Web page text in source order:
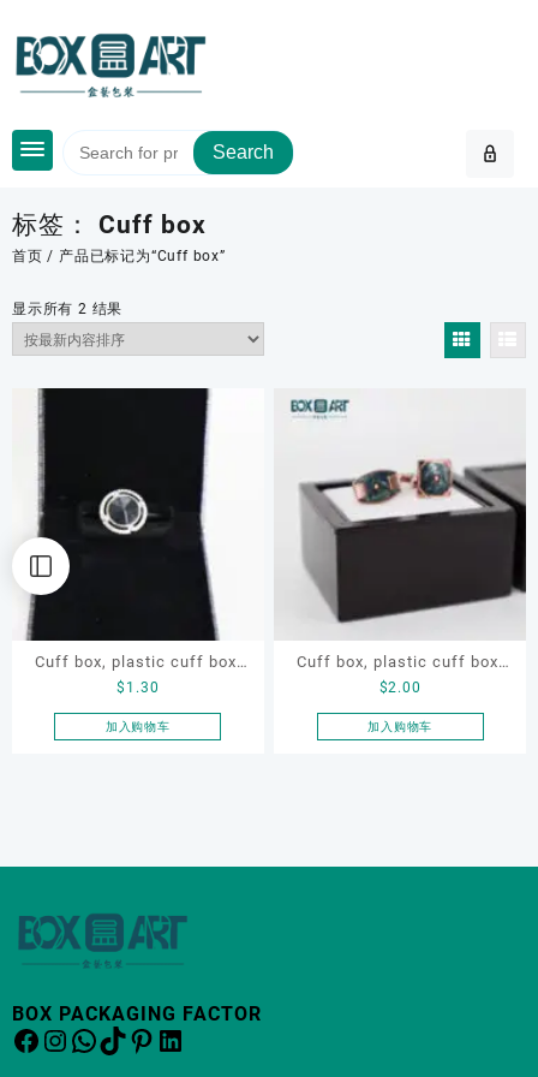
content
Search
标签： Cuff box
首页 / 产品已标记为“Cuff box”
显示所有 2 结果
最
新
Cuff box, plastic cuff box,
swivel cuff box, earring box
$ 1.30
加入购物车
Cuff box, plastic cuff box,
swivel cuff box, earring box
$2.00
加入购物车
BOX PACKAGING FACTOR
Facebook
Instagram
WhatsApp
TikTok
Pinterest
LinkedIn